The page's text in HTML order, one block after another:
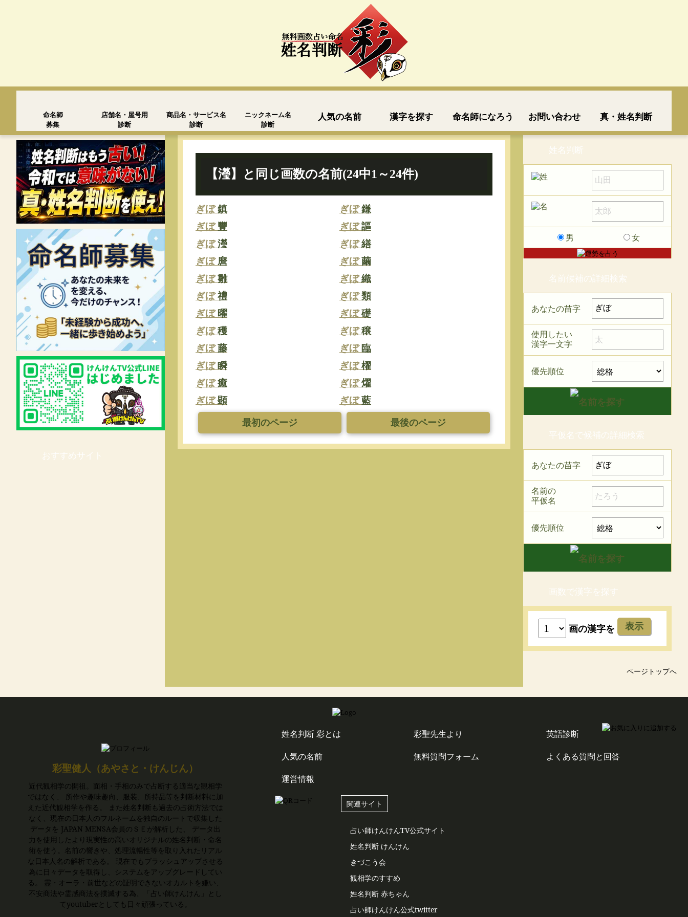
命名師
募集
店舗名・屋号用
診断
商品名・サービス名
診断
ニックネーム名
診断
人気の名前 漢字を探す 命名師になろう お問い合わせ 真・姓名判断
おすすめサイト
【瀅】と同じ画数の名前(24中1～24件)
ぎぼ鎮 ぎぼ鎌
ぎぼ豐 ぎぼ謳
ぎぼ瀅 ぎぼ繕
ぎぼ麿 ぎぼ繭
ぎぼ雛 ぎぼ織
ぎぼ禮 ぎぼ類
ぎぼ 曜 ぎぼ礎
ぎぼ穫 ぎぼ穣
ぎぼ藤 ぎぼ 臨
ぎぼ瞬 ぎぼ櫂
ぎぼ癒 ぎぼ燿
ぎぼ顕 ぎぼ藍
最初のページ 最後のページ
姓名判断
男 女
名前候補の詳細検索
あなたの苗字
使用したい
漢字一文字
優先順位
平仮名で候補の詳細検索
あなたの苗字
名前の
平仮名
優先順位
画数で漢字を探す
画の漢字を 表示
ページトップへ
彩聖健人（あやさと・けんじん）
近代観相学の開祖。面相・手相のみで占断する適当な観相学
ではなく、 所作や趣味趣向、服装、所持品等を判断材料に加
えた近代観相学を作る。 また姓名判断も過去の占術方法では
なく、現在の日本人のフルネームを独自のルートで収集した
データを JAPAN MENSA会員のＳＥが解析した、 データ出
力を使用したより現実性の高いオリジナルの姓名判断・命名
術を使う。名前の響きや、処理流暢性等を取り入れたリアル
な日本人名の解析である。 現在でもブラッシュアップさせる
為に日々データを取得し、システムをアップグレードしてい
る。 霊・オーラ・前世などの証明できないオカルトを嫌い、
不安商法や霊感商法を撲滅する為、「占い師けんけん」とし
てyoutuberとしても日々頑張っている。
姓名判断 彩とは 彩聖先生より
英語診断
人気の名前
無料質問フォーム
よくある質問と回答
運営情報
関連サイト
占い師けんけんTV公式サイト
姓名判断 けんけん
きづこう会
観相学のすすめ
姓名判断 赤ちゃん
占い師けんけん公式twitter